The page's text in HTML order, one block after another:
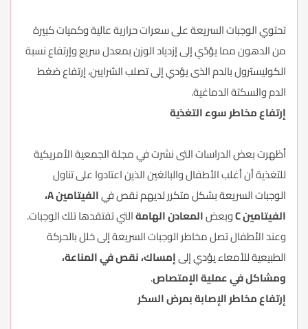
تحتوي الوجبات السريعة على سعرات حرارية عالية وكميات كبيرة
من الدهون مما يؤدّي إلى إزدياد الوزن بمعدل سريع وإرتفاع نسبة
الكوليسترول بالدم الذى يؤدي إلى تصلب الشرايين، إرتفاع ضغط
الدم والسكتة الدماغية.
إرتفاع مخاطر سوء التغذية
أظهرت بعض الدراسات التى نشرت في مجلة الجمعية الأمريكية
للتغذية أن أغلب الأطفال والبالغين الذين اعتادوا على تناول
الوجبات السريعة بشكل متكرر لديهم نقص فيالفيتامين A،
الفيتامين وبعضالمعادن الهامةالتي تفتقدها تلك الوجبات.
وعند الأطفال تصل مخاطر الوجبات السريعة إلى خلل بالحركة
الطبيعية للأمعاء يؤدي إلىإمساك،نقص في المناعة،
ومشاكل في عملية الإمتصاص.
إرتفاع مخاطر الإصابة بمرض السكر